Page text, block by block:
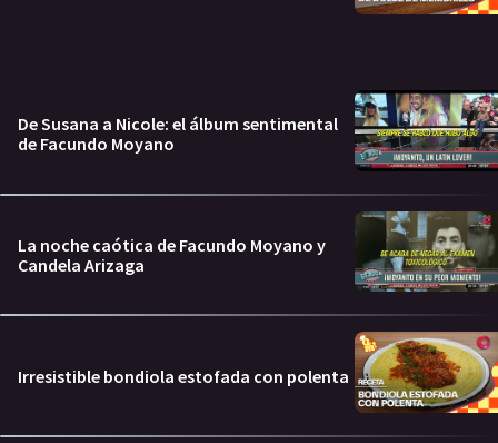
De Susana a Nicole: el álbum sentimental
de Facundo Moyano
La noche caótica de Facundo Moyano y
Candela Arizaga
Irresistible bondiola estofada con polenta